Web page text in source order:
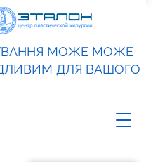
МОЖЕ МОЖЕ
ДЛЯ ВАШОГО